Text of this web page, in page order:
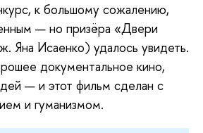
к большому сожалению,
— но призёра «Двери
Яна Исаенко) удалось увидеть.
документальное кино,
— и этот фильм сделан с
и гуманизмом.